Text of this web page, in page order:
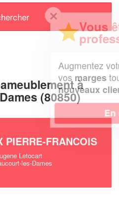
à
(80850)
PIERRE-FRANCOIS
Letocart
les-Dames
êtes un
?
chiffre d'affaireset
tout en gagnant de
clients!